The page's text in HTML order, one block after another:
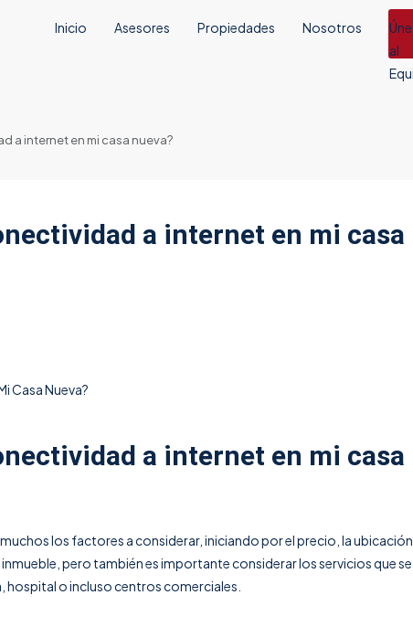
Inicio Asesores Propiedades Nosotros
al
a internet en mi casa nueva?
a internet en mi casa
a internet en mi casa
los factores a considerar, iniciando por el precio, la
pero también es importante considerar los servicios que
hospital o incluso centros comerciales.